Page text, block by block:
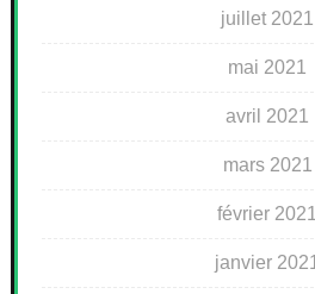
juillet 2021
mai 2021
avril 2021
mars 2021
février 2021
janvier 2021